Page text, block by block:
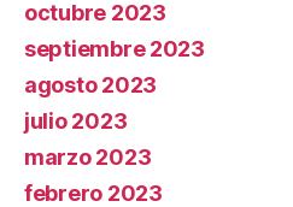
octubre 2023
septiembre 2023
agosto 2023
julio 2023
marzo 2023
febrero 2023